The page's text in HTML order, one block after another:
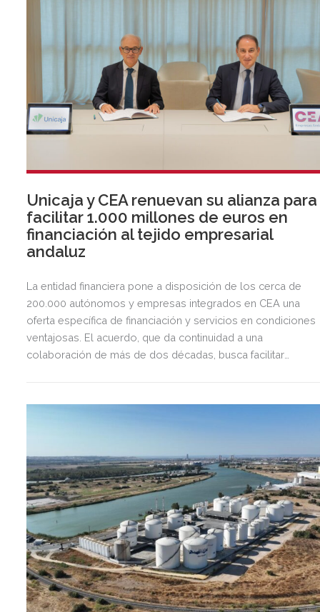
Unicaja y CEA renuevan su alianza para
facilitar 1.000 millones de euros en
financiación al tejido empresarial
andaluz
La entidad financiera pone a disposición de los cerca de
200.000 autónomos y empresas integrados en CEA una
oferta específica de financiación y servicios en condiciones
ventajosas. El acuerdo, que da continuidad a una
colaboración de más de dos décadas, busca facilitar
Unicaja a empresas, pymes y autónomos, uno de los